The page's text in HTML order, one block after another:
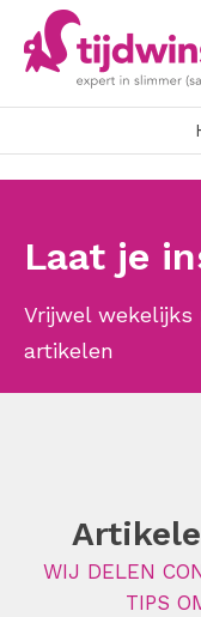
Laat je
Vrijwel
artikelen
WIJ DELEN
TIPS